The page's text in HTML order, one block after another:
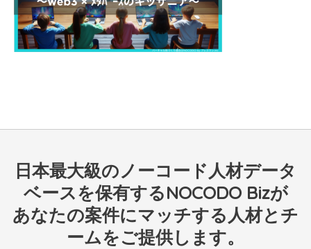
日本最大級のノーコード人材データ
ベースを保有するNOCODO Bizが
あなたの案件にマッチする人材とチ
ームをご提供します。